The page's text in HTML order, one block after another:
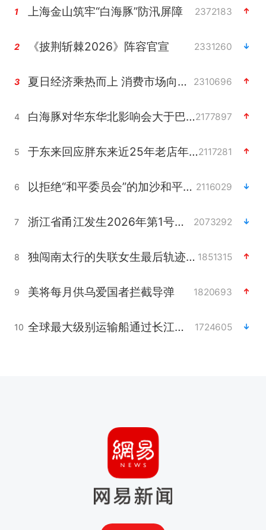
1 上海金山筑牢“白海豚”防汛屏障 2372183
2 《披荆斩棘2026》阵容官宣 2331260
3 夏日经济乘热而上 消费市场向新而行 2310696
4 白海豚对华东华北影响会大于巴威2177897
5 于东来回应胖东来近25年老店年底关闭2117281
6 以拒绝“和平委员会”的加沙和平计划 2116029
7 浙江省甬江发生2026年第1号洪水 2073292
8 独闯南太行的失联女生最后轨迹已确认 1851315
9 美将每月供乌爱国者拦截导弹 1820693
10 全球最大级别运输船通过长江大桥 1724605